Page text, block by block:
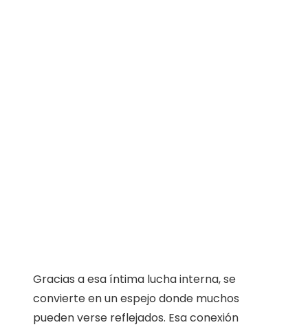
Gracias a esa íntima lucha interna, se
convierte en un espejo donde muchos
pueden verse reflejados. Esa conexión